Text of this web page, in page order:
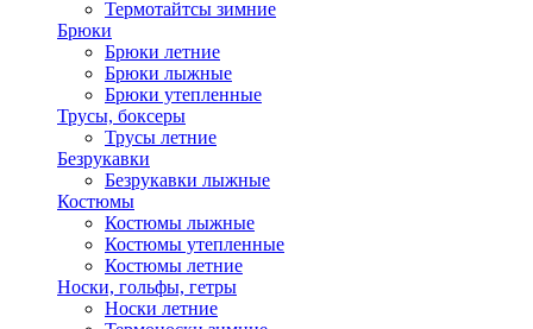
Термотайтсы зимние
Брюки
Брюки летние
Брюки лыжные
Брюки утепленные
Трусы, боксеры
Трусы летние
Безрукавки
Безрукавки лыжные
Костюмы
Костюмы лыжные
Костюмы утепленные
Костюмы летние
Носки, гольфы, гетры
Носки летние